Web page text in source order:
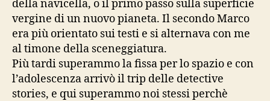
della navicella, o il primo passo sulla superficie
vergine di un nuovo pianeta. Il secondo Marco
era più orientato sui testi e si alternava con me
al timone della sceneggiatura.
Più tardi superammo la fissa per lo spazio e con
l’adolescenza arrivò il trip delle detective
stories, e qui superammo noi stessi perchè